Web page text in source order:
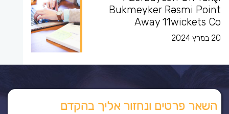
Bukmeyker Rəsmi Point
Away 11wickets Co
20 במרץ 2024
השאר פרטים ונחזור אליך בהקדם